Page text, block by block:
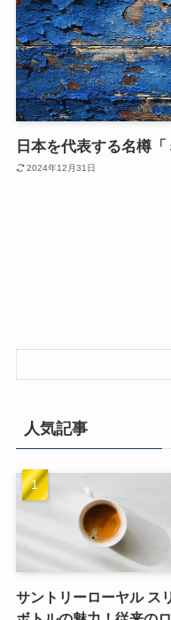
日本を代表する名樽
2024年12月31日
人気記事
サントリーローヤル ス